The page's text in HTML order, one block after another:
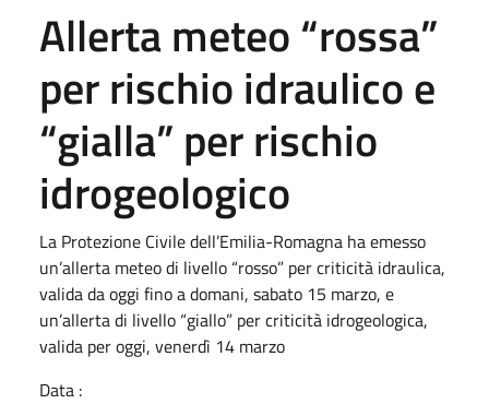
Allerta meteo “rossa”
per rischio idraulico e
“gialla” per rischio
idrogeologico
La Protezione Civile dell’Emilia-Romagna ha emesso
un’allerta meteo di livello “rosso” per criticità idraulica,
valida da oggi fino a domani, sabato 15 marzo, e
un’allerta di livello “giallo” per criticità idrogeologica,
valida per oggi, venerdì 14 marzo
Data :